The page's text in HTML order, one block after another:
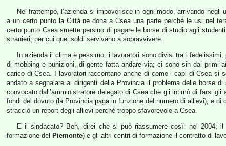
Nel frattempo, l’azienda si impoverisce in ogni modo, arrivando
a un certo punto la Città ne dona a Csea una parte perché le usi nel
certo punto Csea smette persino di pagare le borse di studio agli
stranieri, per cui quei soldi servivano a sopravvivere.
In azienda il clima è pessimo; i lavoratori sono divisi tra i
di mobbing e punizioni, di gente fatta andare via; ci sono sin dai primi
carico di Csea. I lavoratori raccontano anche di come i capi di Csea si
andato a segnalare ai dirigenti della Provincia il problema delle borse
convocato dall’amministratore delegato di Csea che gli intimò di farsi
fondi del dovuto (la Provincia paga in funzione del numero di allievi); e
stracciò un report degli allievi perché troppo sfavorevole a Csea.
E il sindacato? Beh, direi che si può riassumere così: nel 2004, il
formazione del Piemonte) e gli altri centri di formazione il contratto di